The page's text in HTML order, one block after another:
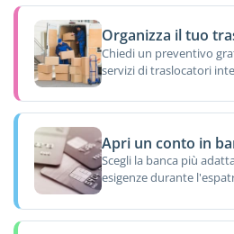
Organizza il tuo
Chiedi un preventivo
servizi di traslocatori
Apri un conto in
Scegli la banca più
esigenze durante